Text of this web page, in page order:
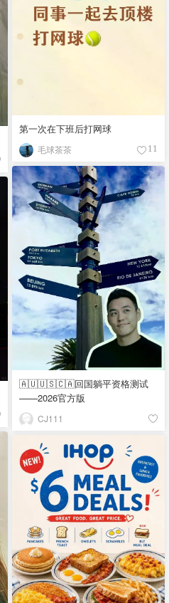
第一次在下班后打网球
毛球茶茶 11
🇦🇺🇺🇸🇨🇦回国躺平资格测试
——2026官方版
CJ111